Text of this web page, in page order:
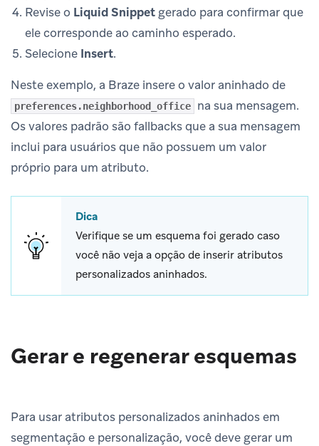
Revise o Liquid Snippet gerado para confirmar que
ele corresponde ao caminho esperado.
Selecione Insert.
Neste exemplo, a Braze insere o valor aninhado de
preferences.neighborhood_office
na sua mensagem.
Os valores padrão são fallbacks que a sua mensagem
inclui para usuários que não possuem um valor
próprio para um atributo.
Dica
Verifique se um esquema foi gerado caso
você não veja a opção de inserir atributos
personalizados aninhados.
Gerar e regenerar esquemas
Para usar atributos personalizados aninhados em
segmentação e personalização, você deve gerar um